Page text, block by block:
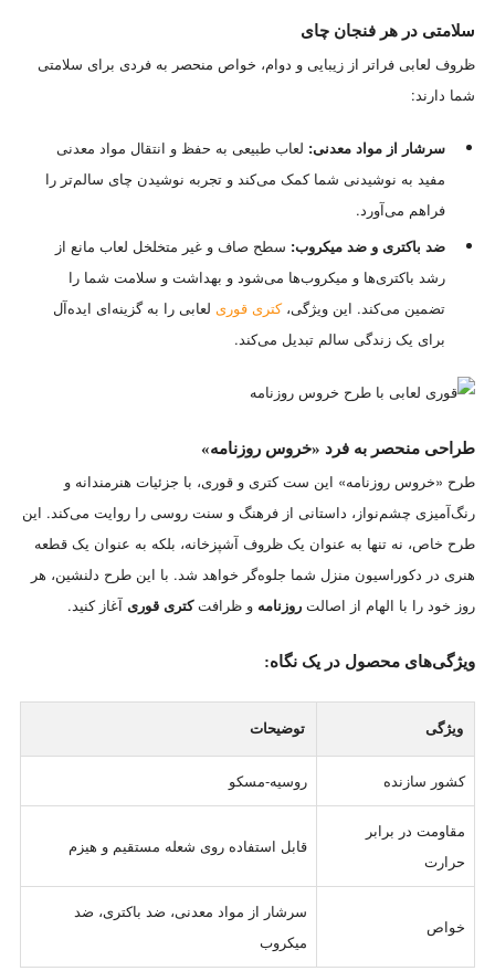
سلامتی در هر فنجان چای
ظروف لعابی فراتر از زیبایی و دوام، خواص منحصر به فردی برای سلامتی
شما دارند:
سرشار از مواد معدنی: لعاب طبیعی به حفظ و انتقال مواد معدنی
مفید به نوشیدنی شما کمک می‌کند و تجربه نوشیدن چای سالم‌تر را
فراهم می‌آورد.
ضد باکتری و ضد میکروب: سطح صاف و غیر متخلخل لعاب مانع از
رشد باکتری‌ها و میکروب‌ها می‌شود و بهداشت و سلامت شما را
تضمین می‌کند. این ویژگی،کتری قوری لعابی را به گزینه‌ای ایده‌آل
برای یک زندگی سالم تبدیل می‌کند.
طراحی منحصر به فرد «خروس روزنامه»
طرح «خروس روزنامه» این ست کتری و قوری، با جزئیات هنرمندانه و
رنگ‌آمیزی چشم‌نواز، داستانی از فرهنگ و سنت روسی را روایت می‌کند. این
طرح خاص، نه تنها به عنوان یک ظروف آشپزخانه، بلکه به عنوان یک قطعه
هنری در دکوراسیون منزل شما جلوه‌گر خواهد شد. با این طرح دلنشین، هر
روز خود را با الهام از اصالت روزنامه و ظرافتکتری قوری آغاز کنید.
ویژگی‌های محصول در یک نگاه:
ویژگی توضیحات
کشور سازنده روسیه-مسکو
مقاومت در برابر
حرارت
قابل استفاده روی شعله مستقیم و هیزم
خواص
سرشار از مواد معدنی، ضد باکتری، ضد
میکروب